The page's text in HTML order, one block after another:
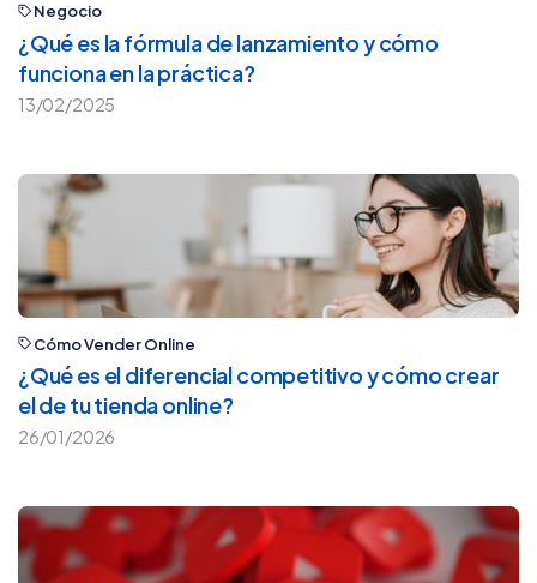
Negocio
¿Qué es la fórmula de lanzamiento y cómo
funciona en la práctica?
13/02/2025
Cómo Vender Online
¿Qué es el diferencial competitivo y cómo crear
el de tu tienda online?
26/01/2026